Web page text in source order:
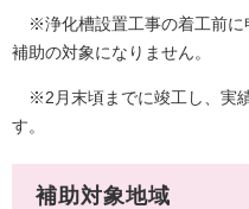
※浄化槽設置工事の着工前に
補助の対象になりません。
※2月末頃までに竣工し、実
す。
補助対象地域